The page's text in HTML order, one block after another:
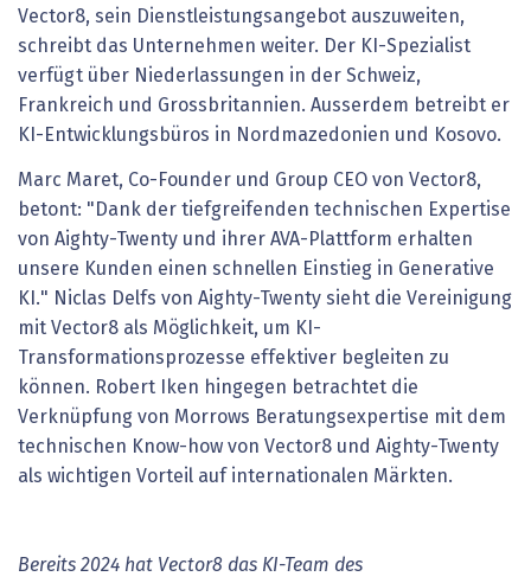
Vector8, sein Dienstleistungsangebot auszuweiten,
schreibt das Unternehmen weiter. Der KI-Spezialist
verfügt über Niederlassungen in der Schweiz,
Frankreich und Grossbritannien. Ausserdem betreibt er
KI-Entwicklungsbüros in Nordmazedonien und Kosovo.
Marc Maret, Co-Founder und Group CEO von Vector8,
betont: "Dank der tiefgreifenden technischen Expertise
von Aighty-Twenty und ihrer AVA-Plattform erhalten
unsere Kunden einen schnellen Einstieg in Generative
KI." Niclas Delfs von Aighty-Twenty sieht die Vereinigung
mit Vector8 als Möglichkeit, um KI-
Transformationsprozesse effektiver begleiten zu
können. Robert Iken hingegen betrachtet die
Verknüpfung von Morrows Beratungsexpertise mit dem
technischen Know-how von Vector8 und Aighty-Twenty
als wichtigen Vorteil auf internationalen Märkten.
Bereits 2024 hat Vector8 das KI-Team des